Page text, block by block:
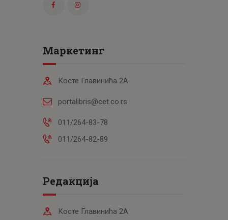
Маркетинг
Косте Главинића 2А
portalibris@cet.co.rs
011/264-83-78
011/264-82-89
Редакција
Косте Главинића 2А